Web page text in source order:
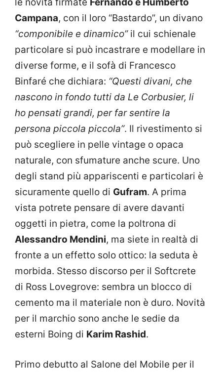
le novità firmate Fernando e Humberto
Campana, con il loro “Bastardo”, un divano
“componibile e dinamico”il cui schienale
particolare si può incastrare e modellare in
diverse forme, e il sofà di Francesco
Binfaré che dichiara: “Questi divani, che
nascono in fondo tutti da Le Corbusier, li
ho pensati grandi, per far sentire la
persona piccola piccola”. Il rivestimento si
può scegliere in pelle vintage o opaca
naturale, con sfumature anche scure. Uno
degli stand più appariscenti e particolari è
sicuramente quello di Gufram. A prima
vista potrete pensare di avere davanti
oggetti in pietra, come la poltrona di
Alessandro Mendini, ma siete in realtà di
fronte a un effetto solo ottico: la seduta è
morbida. Stesso discorso per il Softcrete
di Ross Lovegrove: sembra un blocco di
cemento ma il materiale non è duro. Novità
per il marchio sono anche le sedie da
esterni Boing di Karim Rashid.
Primo debutto al Salone del Mobile per il